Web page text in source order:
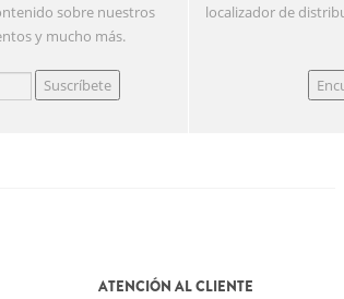
sobre nuestros
y mucho más.
Suscríbete
localizador de
ATENCIÓN AL CLIENTE